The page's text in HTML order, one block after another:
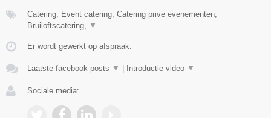
Catering, Event catering, Catering prive evenementen,
Bruiloftscatering,
▼
Er wordt gewerkt op afspraak.
Laatste facebook posts ▼ Introductie video ▼
Sociale media: